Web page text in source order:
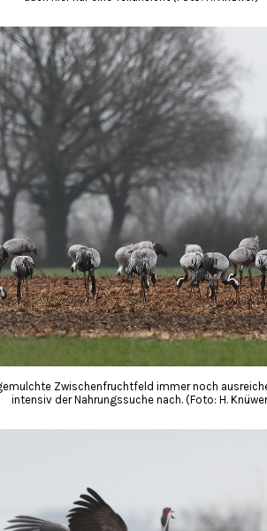
Zwischenfruchtfeld immer noch
intensiv der Nahrungssuche nach. (Foto: H.